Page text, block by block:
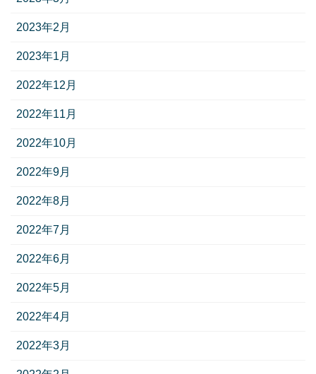
2023年2月
2023年1月
2022年12月
2022年11月
2022年10月
2022年9月
2022年8月
2022年7月
2022年6月
2022年5月
2022年4月
2022年3月